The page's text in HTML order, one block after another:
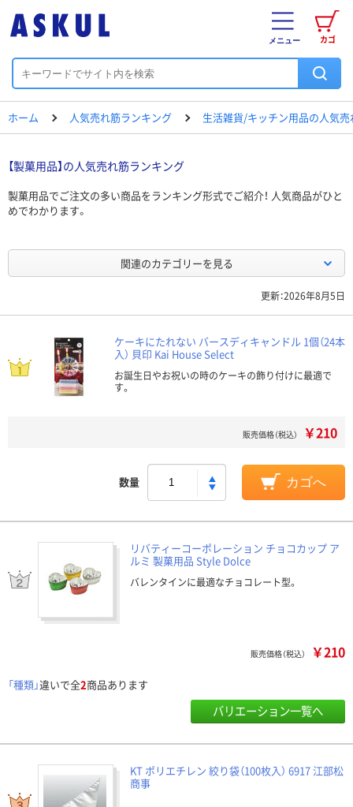
カゴ
メニュー
ホーム 人気売れ筋ランキング 生活雑貨/キッチン用品の人気
【製菓用品】の人気売れ筋ランキング
製菓用品でご注文の多い商品をランキング形式でご紹介！ 人気商品がひと
めでわかります。
関連のカテゴリーを見る
更新：2026年8月5日
ケーキにたれない バースディキャンドル 1個（24本
入） 貝印 Kai House Select
お誕生日やお祝いの時のケーキの飾り付けに最適で
す。
販売価格（税込） ￥210
数量 カゴへ
リバティーコーポレーション チョコカップ ア
ルミ 製菓用品 Style Dolce
バレンタインに最適なチョコレート型。
販売価格（税込） ￥210
「種類」違いで全2商品あります
バリエーション一覧へ
KT ポリエチレン 絞り袋（100枚入） 6917 江部松
商事